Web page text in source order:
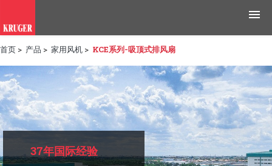
产品
应用领域
工具与资源
新闻媒体
首页 > 产品 > 家用风机 > KCE系列-吸顶式排风扇
37年国际经验